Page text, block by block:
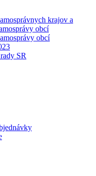
krajov a
obcí
obcí
SR